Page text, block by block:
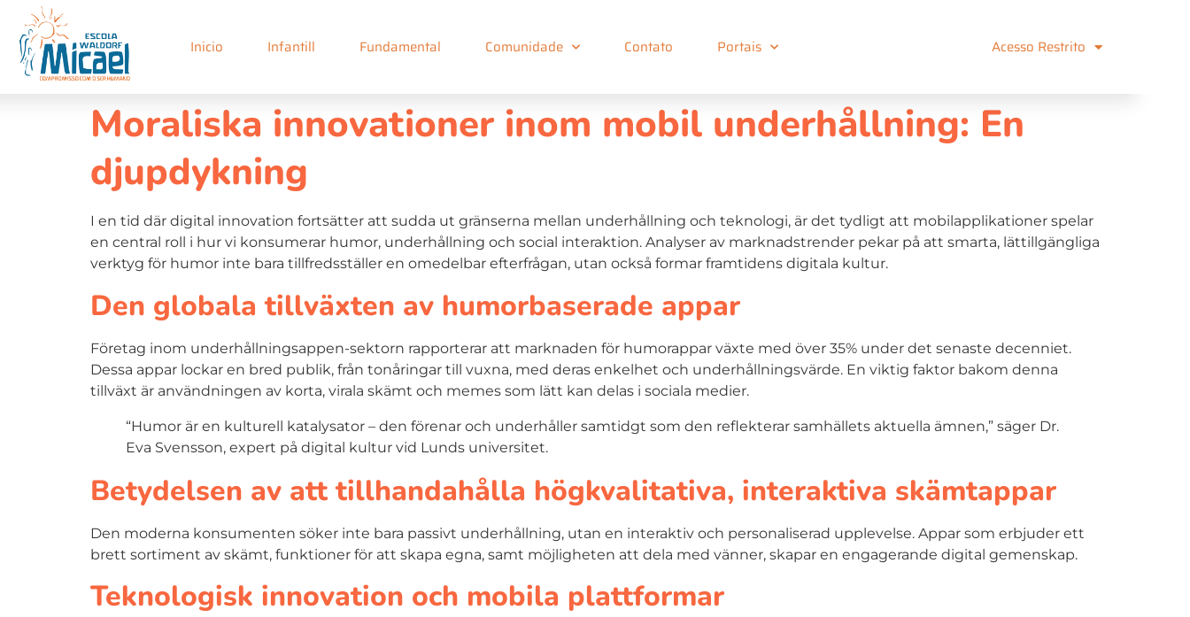
Inicio Infantill Fundamental Comunidade Contato Portais Acesso Restrito
Moraliska innovationer inom mobil underhållning: En
djupdykning
I en tid där digital innovation fortsätter att sudda ut gränserna mellan underhållning och teknologi, är det tydligt att mobilapplikationer spelar
en central roll i hur vi konsumerar humor, underhållning och social interaktion. Analyser av marknadstrender pekar på att smarta, lättillgängliga
verktyg för humor inte bara tillfredsställer en omedelbar efterfrågan, utan också formar framtidens digitala kultur.
Den globala tillväxten av humorbaserade appar
Företag inom underhållningsappen-sektorn rapporterar att marknaden för humorappar växte med över 35% under det senaste decenniet.
Dessa appar lockar en bred publik, från tonåringar till vuxna, med deras enkelhet och underhållningsvärde. En viktig faktor bakom denna
tillväxt är användningen av korta, virala skämt och memes som lätt kan delas i sociala medier.
“Humor är en kulturell katalysator – den förenar och underhåller samtidgt som den reflekterar samhällets aktuella ämnen,” säger Dr.
Eva Svensson, expert på digital kultur vid Lunds universitet.
Betydelsen av att tillhandahålla högkvalitativa, interaktiva skämtappar
Den moderna konsumenten söker inte bara passivt underhållning, utan en interaktiv och personaliserad upplevelse. Appar som erbjuder ett
brett sortiment av skämt, funktioner för att skapa egna, samt möjligheten att dela med vänner, skapar en engagerande digital gemenskap.
Teknologisk innovation och mobila plattformar